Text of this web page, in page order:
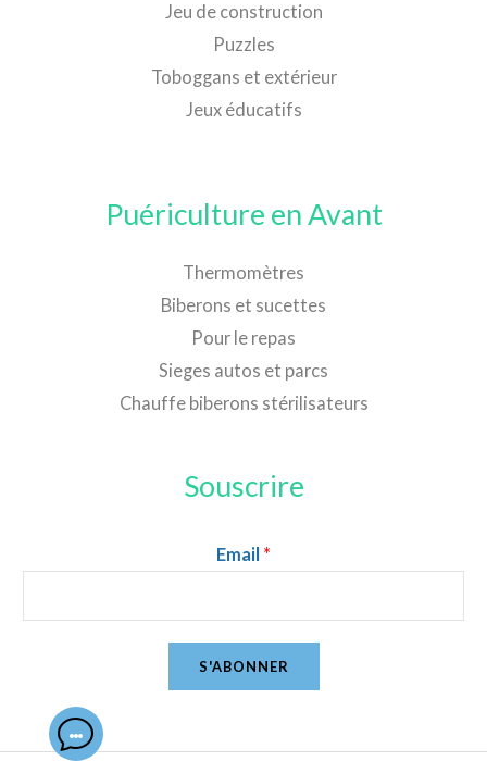
Jeu de construction
Puzzles
Toboggans et extérieur
Jeux éducatifs
Puériculture en Avant
Thermomètres
Biberons et sucettes
Pour le repas
Sieges autos et parcs
Chauffe biberons stérilisateurs
Souscrire
Email *
S'ABONNER